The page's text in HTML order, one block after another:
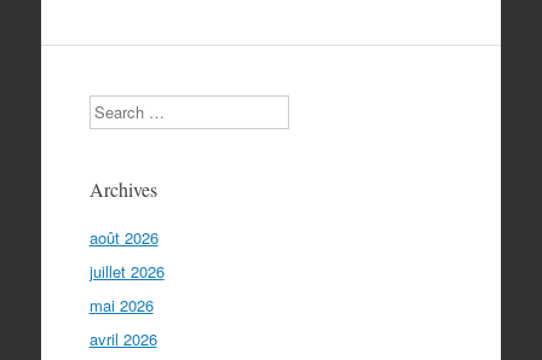
Search
Archives
août 2026
juillet 2026
mai 2026
avril 2026